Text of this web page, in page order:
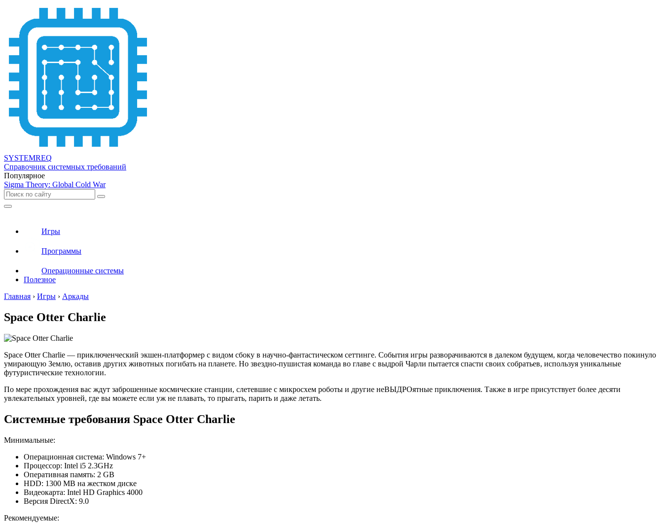
SYSTEMREQ
Справочник системных требований
Популярное
Sigma Theory: Global Cold War
Игры
Программы
Операционные системы
Полезное
Главная › Игры › Аркады
Space Otter Charlie
Space Otter Charlie — приключенческий экшен-платформер с видом сбоку в научно-фантастическом сеттинге. События игры разворачиваются в далеком будущем, когда человечество покинуло
умирающую Землю, оставив других животных погибать на планете. Но звездно-пушистая команда во главе с выдрой Чарли пытается спасти своих собратьев, используя уникальные
футуристические технологии.
По мере прохождения вас ждут заброшенные космические станции, слетевшие с микросхем роботы и другие неВЫДРОятные приключения. Также в игре присутствует более десяти
увлекательных уровней, где вы можете если уж не плавать, то прыгать, парить и даже летать.
Системные требования Space Otter Charlie
Минимальные:
Операционная система: Windows 7+
Процессор: Intel i5 2.3GHz
Оперативная память: 2 GB
HDD: 1300 MB на жестком диске
Видеокарта: Intel HD Graphics 4000
Версия DirectX: 9.0
Рекомендуемые: